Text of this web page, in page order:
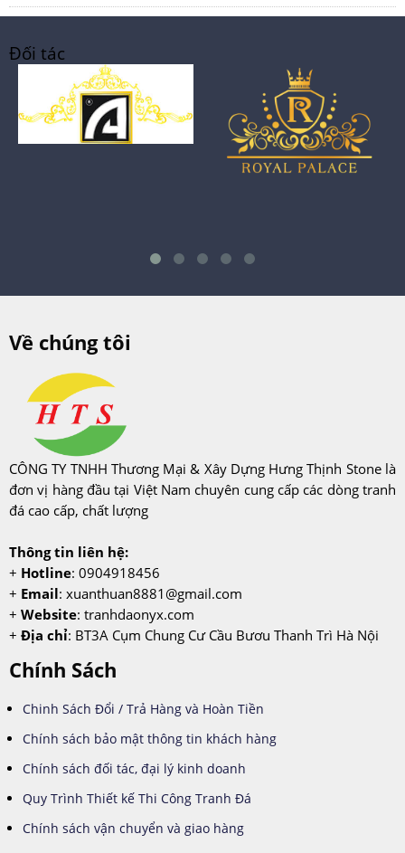
Đối tác
Về chúng tôi
CÔNG TY TNHH Thương Mại & Xây Dựng Hưng Thịnh Stone là
đơn vị hàng đầu tại Việt Nam chuyên cung cấp các dòng tranh
đá cao cấp, chất lượng
Thông tin liên hệ:
+ Hotline: 0904918456
+ Email: xuanthuan8881@gmail.com
+ Website: tranhdaonyx.com
+ Địa chỉ: BT3A Cụm Chung Cư Cầu Bươu Thanh Trì Hà Nội
Chính Sách
Chinh Sách Đổi / Trả Hàng và Hoàn Tiền
Chính sách bảo mật thông tin khách hàng
Chính sách đối tác, đại lý kinh doanh
Quy Trình Thiết kế Thi Công Tranh Đá
Chính sách vận chuyển và giao hàng